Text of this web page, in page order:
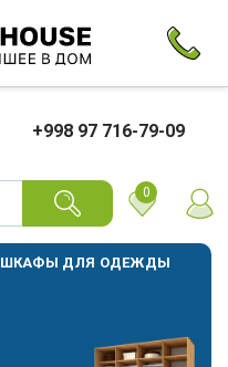
+998 97 716-79-09
0
ШКАФЫ ДЛЯ ОДЕЖДЫ